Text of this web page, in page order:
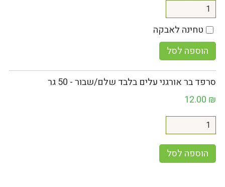
טחינה לאבקה
הוספה לסל
סרפד בר אורגני עלים בלבד שלם/שבור - 50 גר
12.00 ₪
הוספה לסל